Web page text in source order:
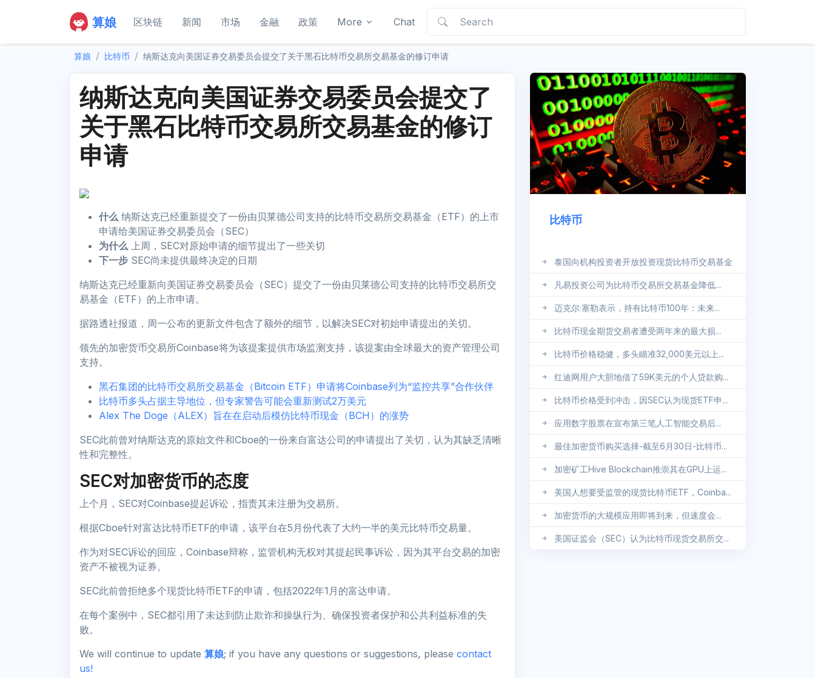
算娘 区块链 新闻 市场 金融 政策 More Chat
算娘 比特币 纳斯达克向美国证券交易委员会提交了关于黑石比特币交易所交易基金的修订申请
纳斯达克向美国证券交易委员会提交了
关于黑石比特币交易所交易基金的修订
申请
什么 纳斯达克已经重新提交了一份由贝莱德公司支持的比特币交易所交易基金（ETF）的上市
申请给美国证券交易委员会（SEC）
为什么 上周，SEC对原始申请的细节提出了一些关切
下一步 SEC尚未提供最终决定的日期
纳斯达克已经重新向美国证券交易委员会（SEC）提交了一份由贝莱德公司支持的比特币交易所交
易基金（ETF）的上市申请。
据路透社报道，周一公布的更新文件包含了额外的细节，以解决SEC对初始申请提出的关切。
领先的加密货币交易所Coinbase将为该提案提供市场监测支持，该提案由全球最大的资产管理公司
支持。
黑石集团的比特币交易所交易基金（Bitcoin ETF）申请将Coinbase列为“监控共享”合作伙伴
比特币多头占据主导地位，但专家警告可能会重新测试2万美元
Alex The Doge（ALEX）旨在在启动后模仿比特币现金（BCH）的涨势
SEC此前曾对纳斯达克的原始文件和Cboe的一份来自富达公司的申请提出了关切，认为其缺乏清晰
性和完整性。
SEC对加密货币的态度
上个月，SEC对Coinbase提起诉讼，指责其未注册为交易所。
根据Cboe针对富达比特币ETF的申请，该平台在5月份代表了大约一半的美元比特币交易量。
作为对SEC诉讼的回应，Coinbase辩称，监管机构无权对其提起民事诉讼，因为其平台交易的加密
资产不被视为证券。
SEC此前曾拒绝多个现货比特币ETF的申请，包括2022年1月的富达申请。
在每个案例中，SEC都引用了未达到防止欺诈和操纵行为、确保投资者保护和公共利益标准的失
败。
We will continue to update 算娘; if you have any questions or suggestions, please contact
us!
比特币
泰国向机构投资者开放投资现货比特币交易基金
凡易投资公司为比特币交易所交易基金降低...
迈克尔·塞勒表示，持有比特币100年：未来...
比特币现金期货交易者遭受两年来的最大损...
比特币价格稳健，多头瞄准32,000美元以上...
红迪网用户大胆地借了59K美元的个人贷款购...
比特币价格受到冲击，因SEC认为现货ETF申...
应用数字股票在宣布第三笔人工智能交易后...
最佳加密货币购买选择-截至6月30日-比特币...
加密矿工Hive Blockchain推崇其在GPU上运...
美国人想要受监管的现货比特币ETF，Coinba...
加密货币的大规模应用即将到来，但速度会...
美国证监会（SEC）认为比特币现货交易所交...